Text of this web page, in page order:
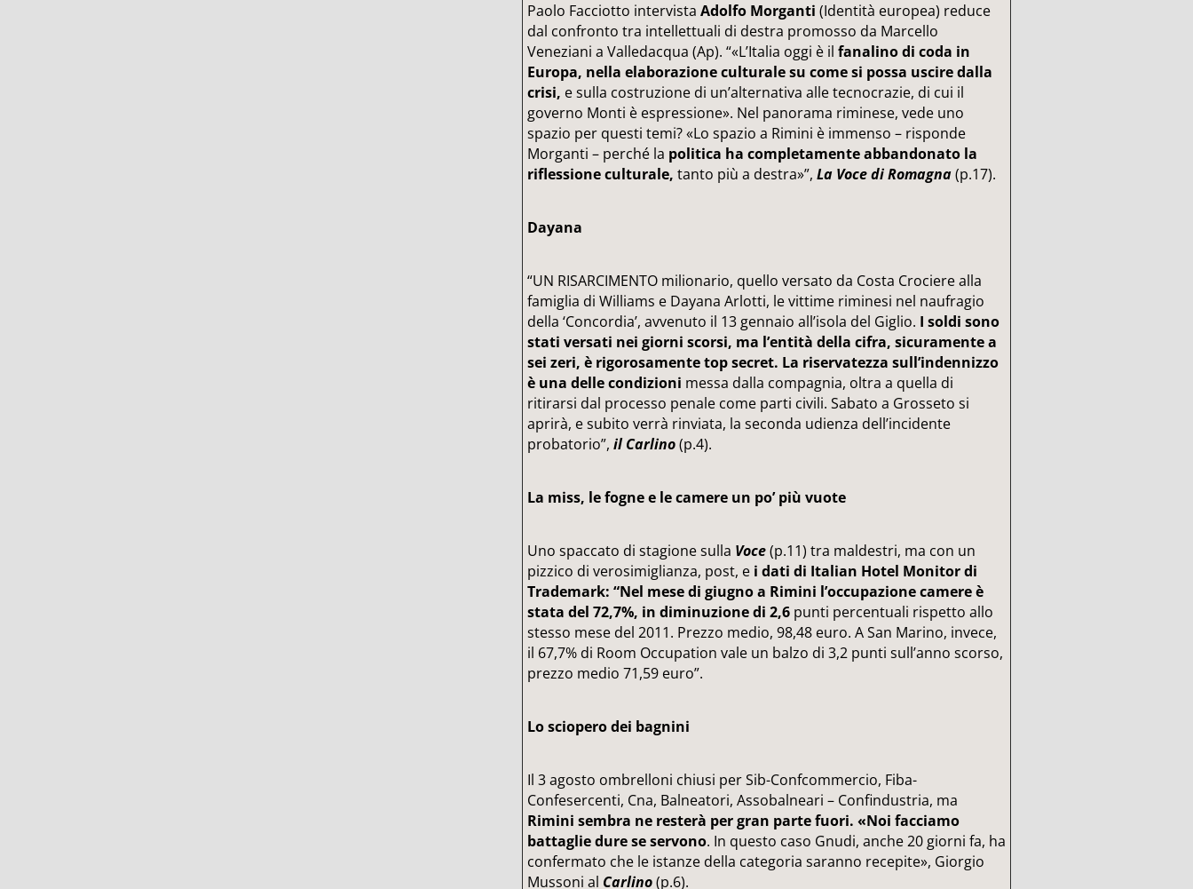
Paolo Facciotto intervistaAdolfo Morganti (Identità europea) reduce
dal confronto tra intellettuali di destra promosso da Marcello
Veneziani a Valledacqua (Ap). “«L’Italia oggi è ilfanalino di coda in
Europa, nella elaborazione culturale su come si possa uscire dalla
crisi, e sulla costruzione di un’alternativa alle tecnocrazie, di cui il
governo Monti è espressione». Nel panorama riminese, vede uno
spazio per questi temi? «Lo spazio a Rimini è immenso – risponde
Morganti – perché la politica ha completamente abbandonato la
riflessione culturale, tanto più a destra»”,La Voce di Romagna(p.17).
Dayana
“UN RISARCIMENTO milionario, quello versato da Costa Crociere alla
famiglia di Williams e Dayana Arlotti, le vittime riminesi nel naufragio
della ‘Concordia’, avvenuto il 13 gennaio all’isola del Giglio. I soldi sono
stati versati nei giorni scorsi, ma l’entità della cifra, sicuramente a
sei zeri, è rigorosamente top secret. La riservatezza sull’indennizzo
è una delle condizioni messa dalla compagnia, oltra a quella di
ritirarsi dal processo penale come parti civili. Sabato a Grosseto si
aprirà, e subito verrà rinviata, la seconda udienza dell’incidente
probatorio”,il Carlino(p.4).
La miss, le fogne e le camere un po’ più vuote
Uno spaccato di stagione sulla Voce(p.11) tra maldestri, ma con un
pizzico di verosimiglianza, post, e i dati di Italian Hotel Monitor di
Trademark: “Nel mese di giugno a Rimini l’occupazione camere è
stata del 72,7%, in diminuzione di 2,6 punti percentuali rispetto allo
stesso mese del 2011. Prezzo medio, 98,48 euro. A San Marino, invece,
il 67,7% di Room Occupation vale un balzo di 3,2 punti sull’anno scorso,
prezzo medio 71,59 euro”.
Lo sciopero dei bagnini
Il 3 agosto ombrelloni chiusi per Sib-Confcommercio, Fiba-
Confesercenti, Cna, Balneatori, Assobalneari – Confindustria, ma
Rimini sembra ne resterà per gran parte fuori. «Noi facciamo
battaglie dure se servono. In questo caso Gnudi, anche 20 giorni fa, ha
confermato che le istanze della categoria saranno recepite», Giorgio
Mussoni al Carlino(p.6).